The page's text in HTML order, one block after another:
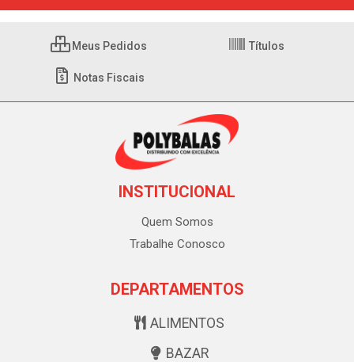
Meus Pedidos Títulos
Notas Fiscais
INSTITUCIONAL
Quem Somos
Trabalhe Conosco
DEPARTAMENTOS
ALIMENTOS
BAZAR